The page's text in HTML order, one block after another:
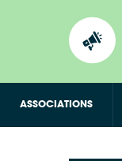
ASSOCIATIONS